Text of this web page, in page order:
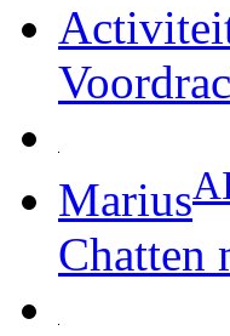
Marius
Chatten